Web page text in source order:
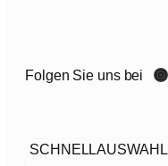
e
2
Folgen Sie uns bei Instagram
SCHNELLAUSWAHL